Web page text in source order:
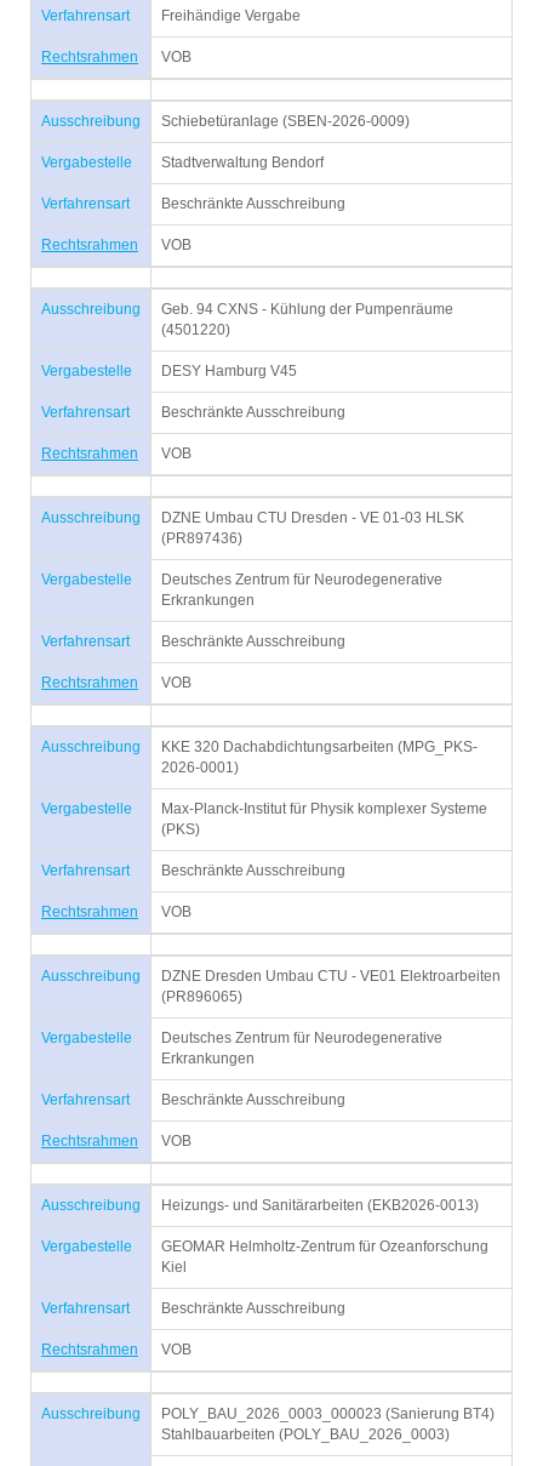
Verfahrensart Freihändige Vergabe
Rechtsrahmen VOB
Ausschreibung Schiebetüranlage (SBEN-2026-0009)
Vergabestelle Stadtverwaltung Bendorf
Verfahrensart Beschränkte Ausschreibung
Rechtsrahmen VOB
Ausschreibung
Geb. 94 CXNS - Kühlung der Pumpenräume
(4501220)
Vergabestelle DESY Hamburg V45
Verfahrensart Beschränkte Ausschreibung
Rechtsrahmen VOB
Ausschreibung
DZNE Umbau CTU Dresden - VE 01-03 HLSK
(PR897436)
Vergabestelle
Deutsches Zentrum für Neurodegenerative
Erkrankungen
Verfahrensart Beschränkte Ausschreibung
Rechtsrahmen VOB
Ausschreibung
KKE 320 Dachabdichtungsarbeiten (MPG_PKS-
2026-0001)
Vergabestelle
Max-Planck-Institut für Physik komplexer Systeme
(PKS)
Verfahrensart Beschränkte Ausschreibung
Rechtsrahmen VOB
Ausschreibung
DZNE Dresden Umbau CTU - VE01 Elektroarbeiten
(PR896065)
Vergabestelle
Deutsches Zentrum für Neurodegenerative
Erkrankungen
Verfahrensart Beschränkte Ausschreibung
Rechtsrahmen VOB
Ausschreibung Heizungs- und Sanitärarbeiten (EKB2026-0013)
Vergabestelle
GEOMAR Helmholtz-Zentrum für Ozeanforschung
Kiel
Verfahrensart Beschränkte Ausschreibung
Rechtsrahmen VOB
Ausschreibung
POLY_BAU_2026_0003_000023 (Sanierung BT4)
Stahlbauarbeiten (POLY_BAU_2026_0003)